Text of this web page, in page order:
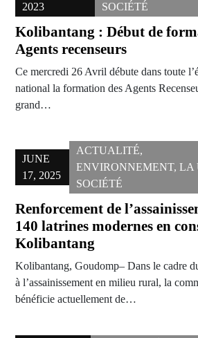
2023
SOCIÉTÉ
Kolibantang : Début de
Agents recenseurs
Ce mercredi 26 Avril débute dans toute
national la formation des Agents
grand…
JUNE
17, 2025
ACTUALITÉ,
ENVIRONNEMENT,LA
SOCIÉTÉ
Renforcement de
140 latrines modernes en
Kolibantang
Kolibantang, Goudomp– Dans le cadre
à l’assainissement en milieu rural, la
bénéficie actuellement de…